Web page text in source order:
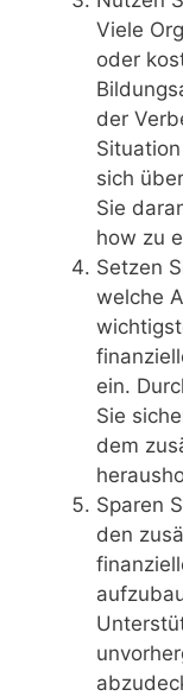
Viele
oder
der
sich
Sie
how zu
Setzen
welche
ein.
Sie
dem
Sparen
den